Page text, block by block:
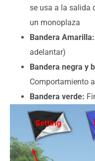
se usa a la salida
un monoplaza
Bandera Amarilla:
adelantar)
Bandera negra y
Comportamiento
Bandera verde: